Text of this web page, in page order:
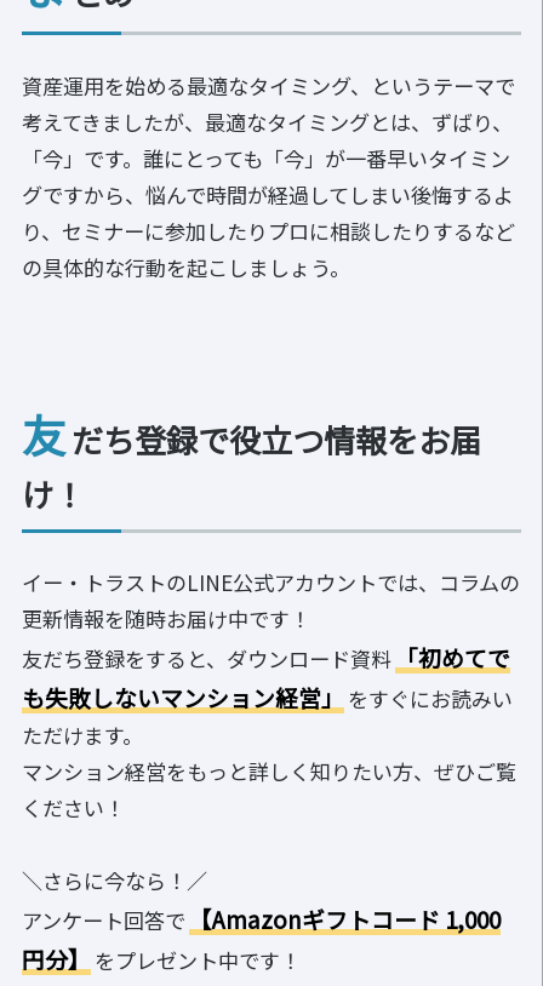
資産運用を始める最適なタイミング、というテーマで
考えてきましたが、 最適なタイミングとは、ずばり、
「今」 です。誰にとっても「今」が一番早いタイミン
グですから、悩んで時間が経過してしまい後悔するよ
り、セミナーに参加したりプロに相談したりするなど
の具体的な行動を起こしましょう。
友だち登録で役立つ情報をお届
け！
イー・トラストのLINE公式アカウントでは、コラムの
更新情報を随時お届け中です！
友だち登録をすると、ダウンロード資料 「初めてで
も失敗しないマンション経営」 をすぐにお読みい
ただけます。
マンション経営をもっと詳しく知りたい方、ぜひご覧
ください！
＼さらに今なら！／
アンケート回答で
【Amazonギフトコード 1,000
円分】
をプレゼント中です！